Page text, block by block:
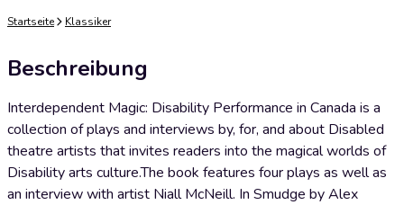
Startseite Klassiker
Beschreibung
Interdependent Magic: Disability Performance in Canada is a
collection of plays and interviews by, for, and about Disabled
theatre artists that invites readers into the magical worlds of
Disability arts culture.The book features four plays as well as
an interview with artist Niall McNeill. In Smudge by Alex